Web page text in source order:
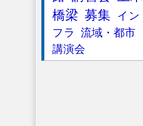
橋梁 募集
イン
フラ
流域・都市
講演会